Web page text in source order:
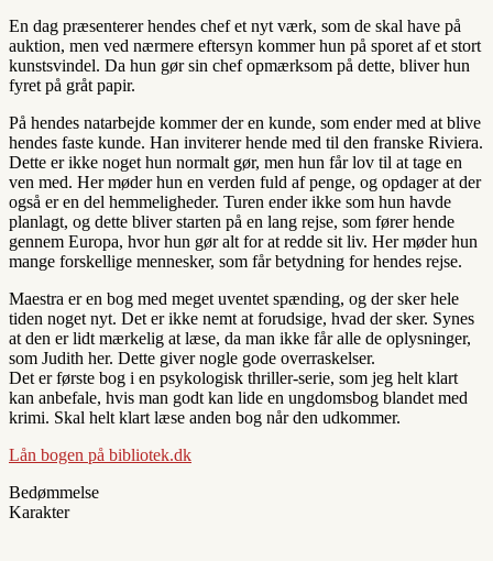
En dag præsenterer hendes chef et nyt værk, som de skal have på
auktion, men ved nærmere eftersyn kommer hun på sporet af et stort
kunstsvindel. Da hun gør sin chef opmærksom på dette, bliver hun
fyret på gråt papir.
På hendes natarbejde kommer der en kunde, som ender med at blive
hendes faste kunde. Han inviterer hende med til den franske Riviera.
Dette er ikke noget hun normalt gør, men hun får lov til at tage en
ven med. Her møder hun en verden fuld af penge, og opdager at der
også er en del hemmeligheder. Turen ender ikke som hun havde
planlagt, og dette bliver starten på en lang rejse, som fører hende
gennem Europa, hvor hun gør alt for at redde sit liv. Her møder hun
mange forskellige mennesker, som får betydning for hendes rejse.
Maestra er en bog med meget uventet spænding, og der sker hele
tiden noget nyt. Det er ikke nemt at forudsige, hvad der sker. Synes
at den er lidt mærkelig at læse, da man ikke får alle de oplysninger,
som Judith her. Dette giver nogle gode overraskelser.
Det er første bog i en psykologisk thriller-serie, som jeg helt klart
kan anbefale, hvis man godt kan lide en ungdomsbog blandet med
krimi. Skal helt klart læse anden bog når den udkommer.
Lån bogen på bibliotek.dk
Bedømmelse
Karakter